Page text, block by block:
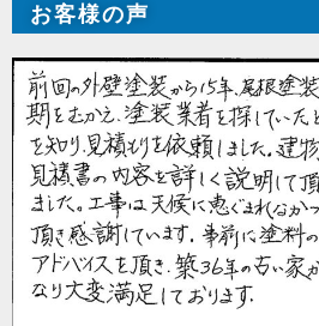
お客様の声